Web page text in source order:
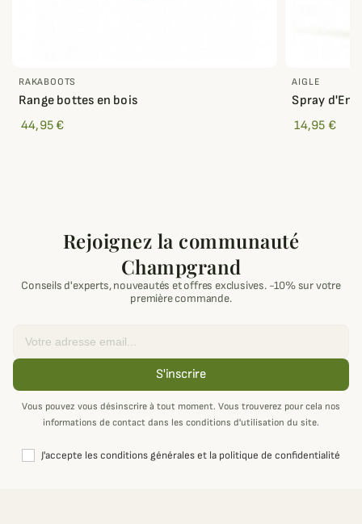
RAKABOOTS
Range bottes en bois
44,95 €
AIGLE
Spray
14,95 €
Rejoignez la communauté
Champgrand
Conseils d'experts, nouveautés et offres exclusives. -10% sur votre
première commande.
S'inscrire
Vous pouvez vous désinscrire à tout moment. Vous trouverez pour cela nos
informations de contact dans les conditions d'utilisation du site.
J'accepte les conditions générales et la politique de confidentialité